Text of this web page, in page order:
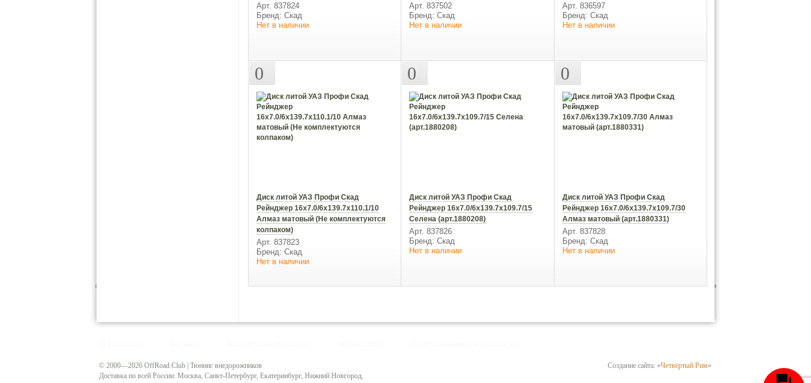
Арт. 837824
Бренд: Скад
Нет в наличии
Арт. 837502
Бренд: Скад
Нет в наличии
Арт. 836597
Бренд: Скад
Нет в наличии
0
Диск литой УАЗ Профи Скад
Рейнджер 16х7.0/6x139.7x110.1/10
Алмаз матовый (Не комплектуются
колпаком)
Арт. 837823
Бренд: Скад
Нет в наличии
0
Диск литой УАЗ Профи Скад
Рейнджер 16х7.0/6x139.7x109.7/15
Селена (арт.1880208)
Арт. 837826
Бренд: Скад
Нет в наличии
0
Диск литой УАЗ Профи Скад
Рейнджер 16х7.0/6x139.7x109.7/30
Алмаз матовый (арт.1880331)
Арт. 837828
Бренд: Скад
Нет в наличии
© 2000—2026 OffRoad Club | Тюнинг внедорожников
Доставка по всей России: Москва, Санкт-Петербург, Екатеринбург, Нижний Новгород,
Создание сайта: «Четвёртый Рим»